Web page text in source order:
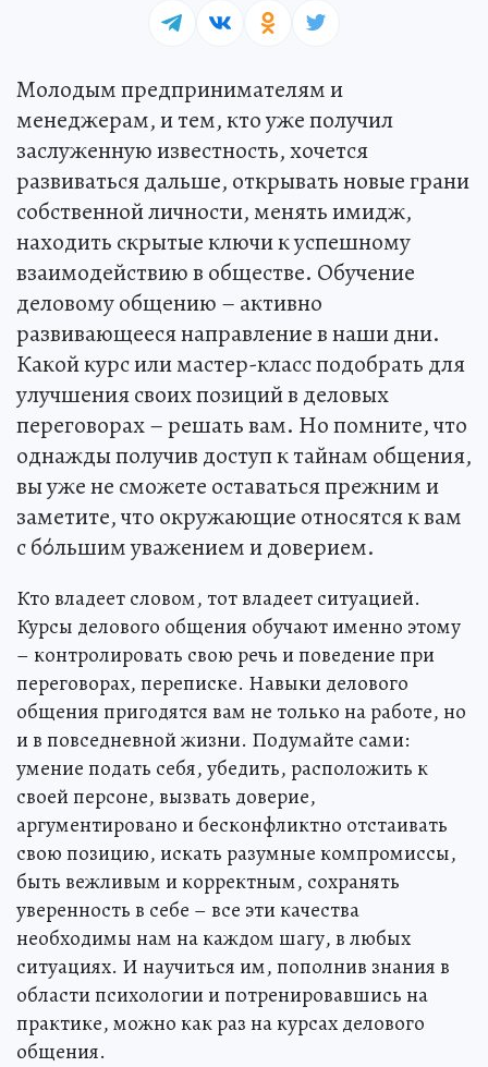
Молодым предпринимателям и
менеджерам, и тем, кто уже получил
заслуженную известность, хочется
развиваться дальше, открывать новые грани
собственной личности, менять имидж,
находить скрытые ключи к успешному
взаимодействию в обществе. Обучение
деловому общению – активно
развивающееся направление в наши дни.
Какой курс или мастер-класс подобрать для
улучшения своих позиций в деловых
переговорах – решать вам. Но помните, что
однажды получив доступ к тайнам общения,
вы уже не сможете оставаться прежним и
заметите, что окружающие относятся к вам
с бόльшим уважением и доверием.
Кто владеет словом, тот владеет ситуацией.
Курсы делового общения обучают именно этому
– контролировать свою речь и поведение при
переговорах, переписке. Навыки делового
общения пригодятся вам не только на работе, но
и в повседневной жизни. Подумайте сами:
умение подать себя, убедить, расположить к
своей персоне, вызвать доверие,
аргументировано и бесконфликтно отстаивать
свою позицию, искать разумные компромиссы,
быть вежливым и корректным, сохранять
уверенность в себе – все эти качества
необходимы нам на каждом шагу, в любых
ситуациях. И научиться им, пополнив знания в
области психологии и потренировавшись на
практике, можно как раз на курсах делового
общения.